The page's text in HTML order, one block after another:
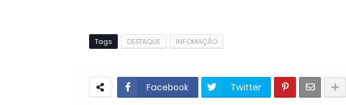
Tags DESTAQUE INFOMAÇÃO
Facebook Twitter